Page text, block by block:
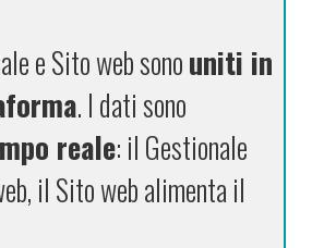
e Sito web sonouniti in
. I dati sono
reale: il Gestionale
il Sito web alimenta il